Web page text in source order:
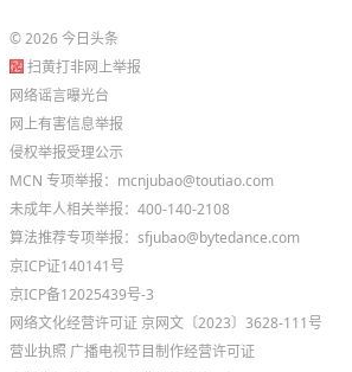
©2026今日头条
扫黄打非网上举报
网络谣言曝光台
网上有害信息举报
侵权举报受理公示
MCN 专项举报：mcnjubao@toutiao.com
未成年人相关举报：400-140-2108
算法推荐专项举报：sfjubao@bytedance.com
京ICP证140141号
京ICP备12025439号-3
网络文化经营许可证 京网文〔2023〕3628-111号
营业执照 广播电视节目制作经营许可证